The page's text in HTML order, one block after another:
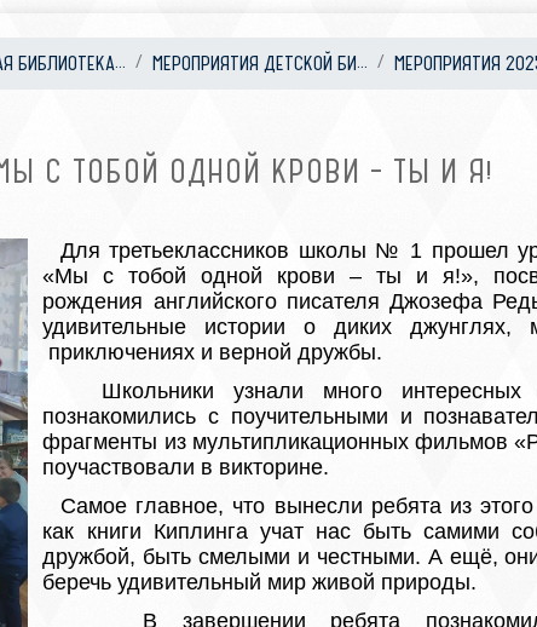
БИБЛИОТЕКА... МЕРОПРИЯТИЯ ДЕТСКОЙ БИ... МЕРОПРИЯТИЯ
С ТОБОЙ ОДНОЙ КРОВИ – ТЫ И Я!
Для третьеклассников школы № 1 прошел
«Мы с тобой одной крови – ты и я!»,
рождения английского писателя Джозефа
удивительные истории о диких
приключениях и верной дружбы.
Школьники узнали много интересных
познакомились с поучительными и
фрагменты из мультипликационных фильмов
поучаствовали в викторине.
Самое главное, что вынесли ребята из
как книги Киплинга учат нас быть самими
дружбой, быть смелыми и честными. А ещё,
беречь удивительный мир живой природы.
В завершении ребята